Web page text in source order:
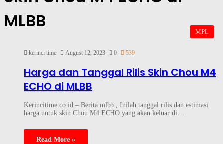
MLBB
MPL
kerinci time August 12, 2023 0 539
Harga dan Tanggal Rilis Skin Chou M4
ECHO di MLBB
Kerincitime.co.id – Berita mlbb , Inilah tanggal rilis dan estimasi
harga untuk skin Chou M4 ECHO yang akan keluar di…
Read More »